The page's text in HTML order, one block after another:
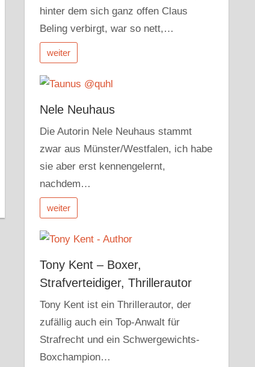
hinter dem sich ganz offen Claus
Beling verbirgt, war so nett,…
weiter
Nele Neuhaus
Die Autorin Nele Neuhaus stammt
zwar aus Münster/Westfalen, ich habe
sie aber erst kennengelernt,
nachdem…
weiter
Tony Kent – Boxer,
Strafverteidiger, Thrillerautor
Tony Kent ist ein Thrillerautor, der
zufällig auch ein Top-Anwalt für
Strafrecht und ein Schwergewichts-
Boxchampion…